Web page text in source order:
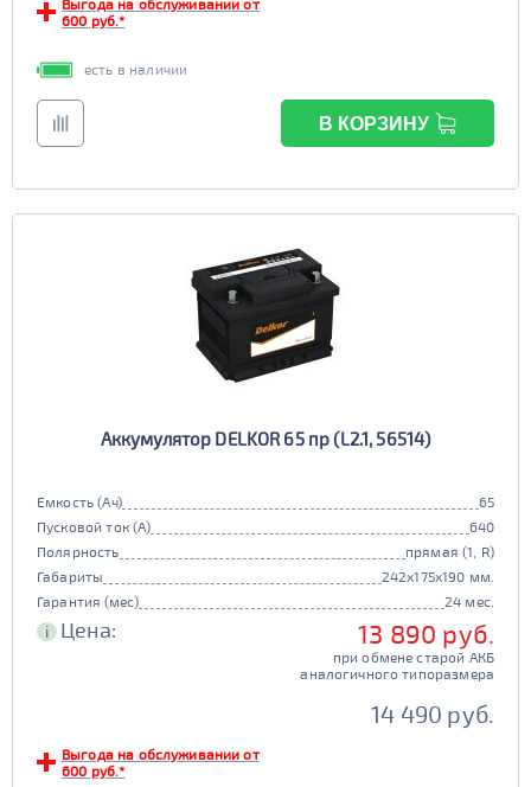
Выгода на обслуживании от
600 руб.*
есть в наличии
В КОРЗИНУ
Аккумулятор DELKOR 65 пр (L2.1, 56514)
Емкость (Ач)
65
Пусковой ток (А)
640
Полярность
прямая (1, R)
Габариты
242x175x190 мм.
Гарантия (мес)
24 мес.
i Цена: 13 890 руб.
при обмене старой АКБ
аналогичного типоразмера
14 490 руб.
Выгода на обслуживании от
600 руб.*